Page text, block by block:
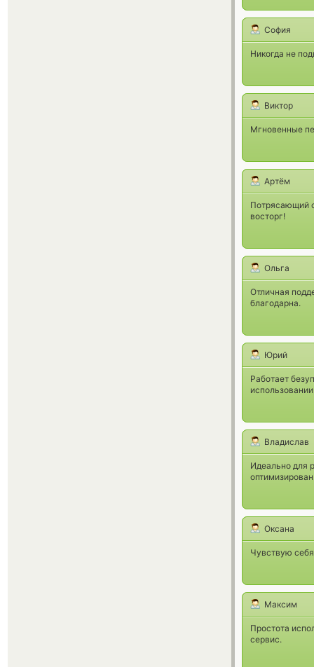
София
Никогда не
Виктор
Мгновенные
Артём
Потрясающий
восторг!
Ольга
Отличная
благодарна.
Юрий
Работает
Владислав
Идеально для
Оксана
Чувствую
Максим
Простота
сервис.